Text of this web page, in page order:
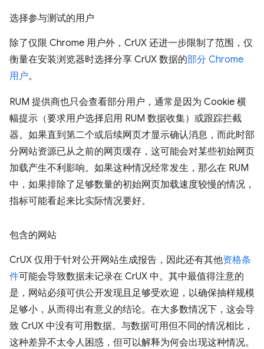
选择参与测试的用户
除了仅限 Chrome 用户外，CrUX 还进一步限制了范围，仅
衡量在安装浏览器时选择分享 CrUX 数据的部分 Chrome
用户。
RUM 提供商也只会查看部分用户，通常是因为 Cookie 横
幅提示（要求用户选择启用 RUM 数据收集）或跟踪拦截
器。如果直到第二个或后续网页才显示确认消息，而此时部
分网站资源已从之前的网页缓存，这可能会对某些初始网页
加载产生不利影响。如果这种情况经常发生，那么在 RUM
中，如果排除了足够数量的初始网页加载速度较慢的情况，
指标可能看起来比实际情况要好。
包含的网站
CrUX 仅用于针对公开网站生成报告，因此还有其他资格条
件可能会导致数据未记录在 CrUX 中。其中最值得注意的
是，网站必须可供公开发现且足够受欢迎，以确保抽样规模
足够小，从而得出有意义的结论。在大多数情况下，这会导
致 CrUX 中没有可用数据。与数据可用但不同的情况相比，
这种差异不太令人困惑，但可以解释为何会出现这种情况。